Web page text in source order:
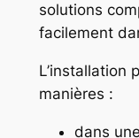
solutions
facilement
L’installation
manières :
dans une